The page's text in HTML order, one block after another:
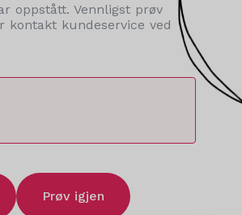
oppstått. Vennligst prøv
kontakt kundeservice ved
Prøv igjen